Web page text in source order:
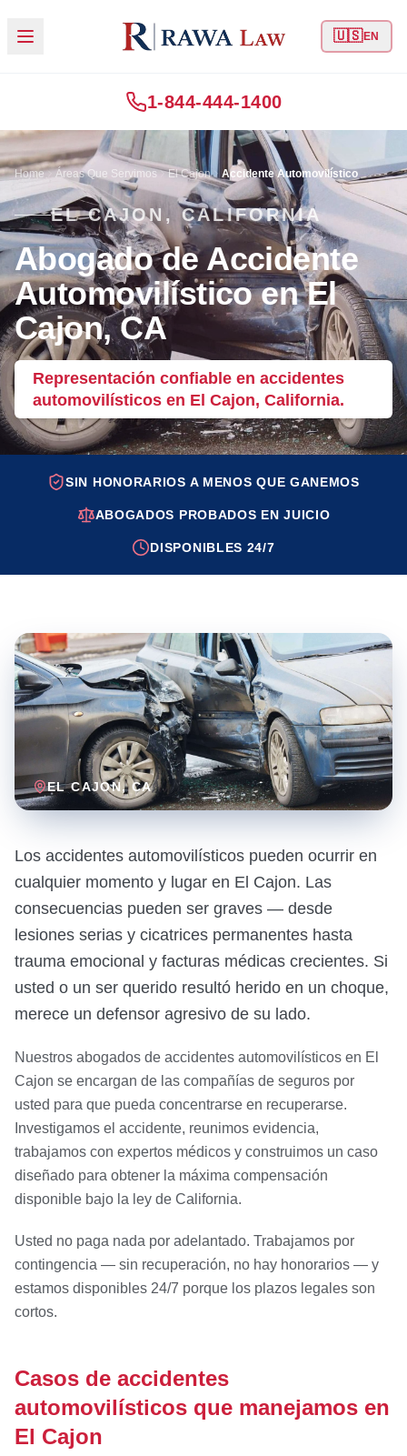
🇺🇸EN
1-844-444-1400
Home Áreas Que Servimos El Cajon Accidente Automovilístico
EL CAJON, CALIFORNIA
Abogado de Accidente
Automovilístico en El
Cajon, CA
Representación confiable en accidentes
automovilísticos en El Cajon, California.
SIN HONORARIOS A MENOS QUE GANEMOS
ABOGADOS PROBADOS EN JUICIO
DISPONIBLES 24/7
EL CAJON, CA
Los accidentes automovilísticos pueden ocurrir en
cualquier momento y lugar en El Cajon. Las
consecuencias pueden ser graves — desde
lesiones serias y cicatrices permanentes hasta
trauma emocional y facturas médicas crecientes. Si
usted o un ser querido resultó herido en un choque,
merece un defensor agresivo de su lado.
Nuestros abogados de accidentes automovilísticos en El
Cajon se encargan de las compañías de seguros por
usted para que pueda concentrarse en recuperarse.
Investigamos el accidente, reunimos evidencia,
trabajamos con expertos médicos y construimos un caso
diseñado para obtener la máxima compensación
disponible bajo la ley de California.
Usted no paga nada por adelantado. Trabajamos por
contingencia — sin recuperación, no hay honorarios — y
estamos disponibles 24/7 porque los plazos legales son
cortos.
Casos de accidentes
automovilísticos que manejamos en
El Cajon